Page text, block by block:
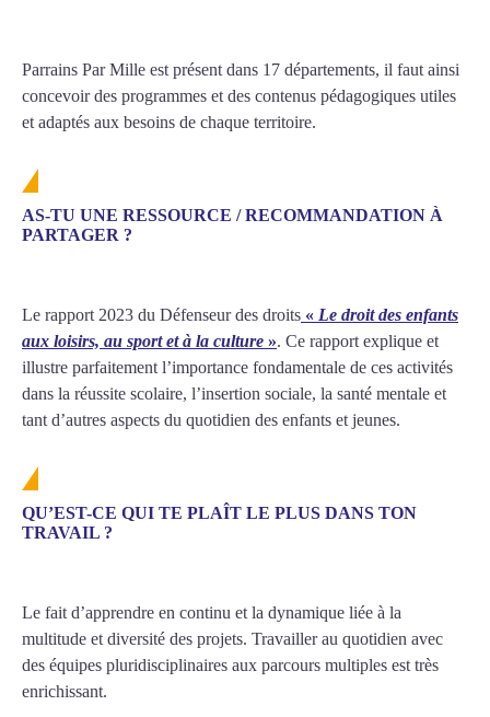
Parrains Par Mille est présent dans 17 départements, il faut ainsi
concevoir des programmes et des contenus pédagogiques utiles
et adaptés aux besoins de chaque territoire.
AS-TU UNE RESSOURCE / RECOMMANDATION À
PARTAGER ?
Le rapport 2023 du Défenseur des droits « Le droit des enfants
aux loisirs, au sport et à la culture ». Ce rapport explique et
illustre parfaitement l’importance fondamentale de ces activités
dans la réussite scolaire, l’insertion sociale, la santé mentale et
tant d’autres aspects du quotidien des enfants et jeunes.
QU’EST-CE QUI TE PLAÎT LE PLUS DANS TON
TRAVAIL ?
Le fait d’apprendre en continu et la dynamique liée à la
multitude et diversité des projets. Travailler au quotidien avec
des équipes pluridisciplinaires aux parcours multiples est très
enrichissant.